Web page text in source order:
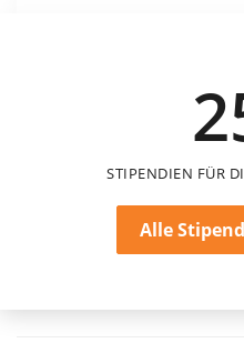
STIPENDIEN FÜR
Alle